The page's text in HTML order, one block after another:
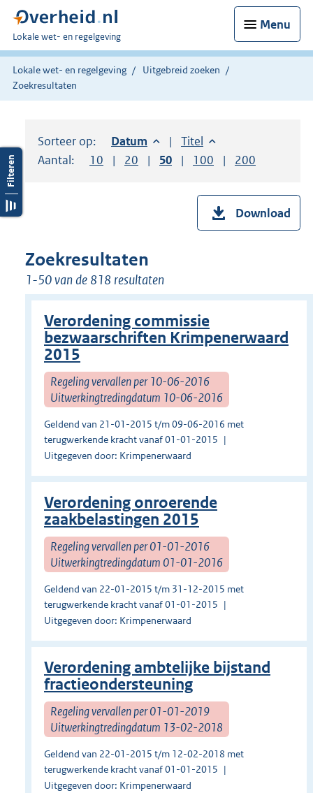
Menu
U
bent
hier:
Lokale wet- en regelgeving
Lokale wet- en regelgeving
Uitgebreid zoeken
Zoekresultaten
Sorteer op: Sorteer op:
Datum aflopendSorteer op:
Titel oplopend
Aantal:
Toon
10 resultaten per pagina
Toon
20 resultaten per pagina
Toon
50 resultaten per pagina
Toon
100 resultaten per
Toon
200
Download
Zoekresultaten
1-50 van de 818 resultaten
Verordening commissie
bezwaarschriften Krimpenerwaard
2015
Regeling vervallen per 10-06-2016
Uitwerkingtredingdatum 10-06-2016
Geldend van 21-01-2015 t/m 09-06-2016 met
terugwerkende kracht vanaf 01-01-2015
Uitgegeven door: Krimpenerwaard
Verordening onroerende
zaakbelastingen 2015
Regeling vervallen per 01-01-2016
Uitwerkingtredingdatum 01-01-2016
Geldend van 22-01-2015 t/m 31-12-2015 met
terugwerkende kracht vanaf 01-01-2015
Uitgegeven door: Krimpenerwaard
Verordening ambtelijke bijstand
fractieondersteuning
Regeling vervallen per 01-01-2019
Uitwerkingtredingdatum 13-02-2018
Geldend van 22-01-2015 t/m 12-02-2018 met
terugwerkende kracht vanaf 01-01-2015
Uitgegeven door: Krimpenerwaard